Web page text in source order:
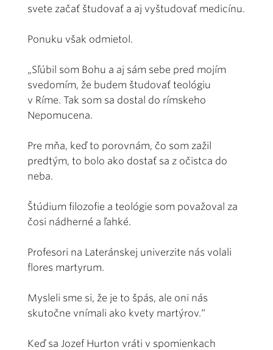
svete začať študovať a aj vyštudovať medicínu.
Ponuku však odmietol.
„Sľúbil som Bohu a aj sám sebe pred mojím
svedomím, že budem študovať teológiu
v Ríme. Tak som sa dostal do rímskeho
Nepomucena.
Pre mňa, keď to porovnám, čo som zažil
predtým, to bolo ako dostať sa z očistca do
neba.
Štúdium filozofie a teológie som považoval za
čosi nádherné a ľahké.
Profesori na Lateránskej univerzite nás volali
flores martyrum.
Mysleli sme si, že je to špás, ale oni nás
skutočne vnímali ako kvety martýrov.“
Keď sa Jozef Hurton vráti v spomienkach